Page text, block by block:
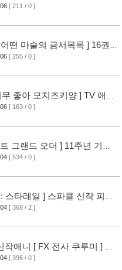
공개
[3]
[ 211 / 0 ]
떤 마술의 금서목록 ] 16권
[ 255 / 0 ]
좋아 모치즈키양 ] TV 애니
[ 163 / 0 ]
그랜드 오더 ] 11주년 기념
[ 534 / 0 ]
스타레일 ] 스파클 신작 피규
[ 368 / 2 ]
작애니 [ FX 전사 쿠루미 ] PV
[ 396 / 0 ]